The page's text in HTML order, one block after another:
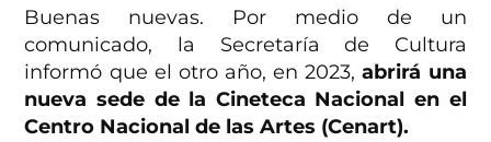
Buenas nuevas. Por medio de un
comunicado, la Secretaría de Cultura
informó que el otro año, en 2023,abrirá una
nueva sede de la Cineteca Nacional en el
Centro Nacional de las Artes (Cenart).